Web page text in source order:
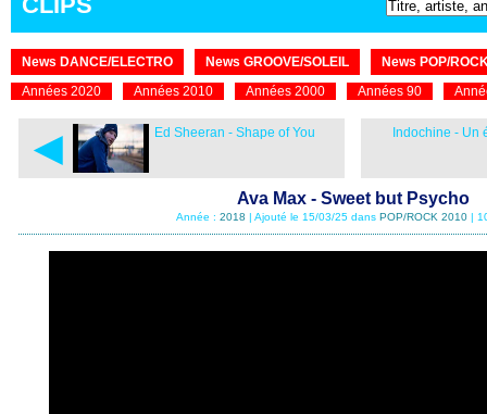
News DANCE/ELECTRO News GROOVE/SOLEIL
News POP/
Années 2020
Années 2010 Années 2000 Années 90
◄ Ed Sheeran - Shape of You Indochine - Un
Ava Max - Sweet but Psycho
Année : 2018 | Ajouté le 15/03/25 dans POP/ROCK 2010|